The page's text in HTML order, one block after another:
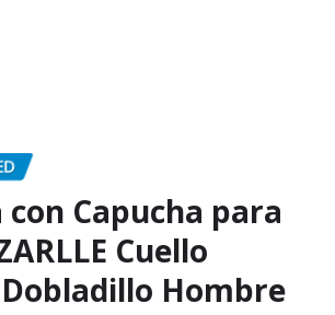
con Capucha para
Cuello
Hombre